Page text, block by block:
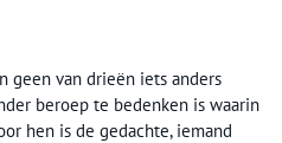
geen van drieën iets anders
beroep te bedenken is waarin
hen is de gedachte, iemand